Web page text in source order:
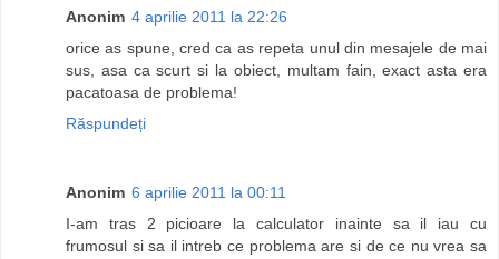
Anonim 4 aprilie 2011 la 22:26
orice as spune, cred ca as repeta unul din mesajele de mai
sus, asa ca scurt si la obiect, multam fain, exact asta era
pacatoasa de problema!
Răspundeți
Anonim 6 aprilie 2011 la 00:11
I-am tras 2 picioare la calculator inainte sa il iau cu
frumosul si sa il intreb ce problema are si de ce nu vrea sa